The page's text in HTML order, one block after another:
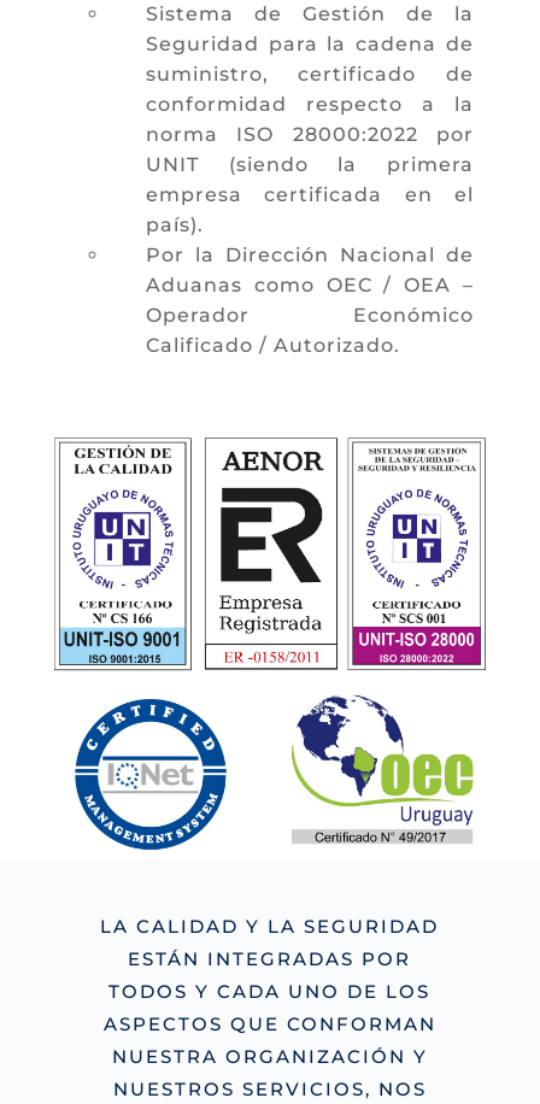
Sistema de Gestión de la
Seguridad para la cadena de
suministro, certificado de
conformidad respecto a la
norma ISO 28000:2022 por
UNIT (siendo la primera
empresa certificada en el
país).
Por la Dirección Nacional de
Aduanas como OEC / OEA –
Operador Económico
Calificado / Autorizado.
LA CALIDAD Y LA SEGURIDAD
ESTÁN INTEGRADAS POR
TODOS Y CADA UNO DE LOS
ASPECTOS QUE CONFORMAN
NUESTRA ORGANIZACIÓN Y
NUESTROS SERVICIOS, NOS